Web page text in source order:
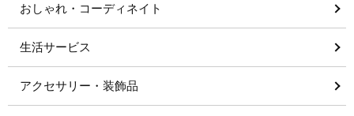
おしゃれ・コーディネイト
生活サービス
アクセサリー・装飾品